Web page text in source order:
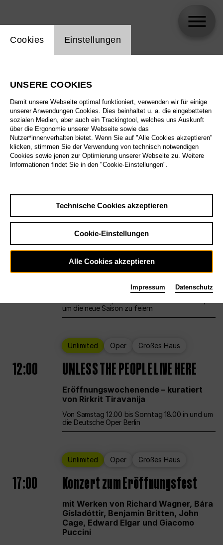
Alle Sparten
Alle Spielstätten
Alle Merkmale
Sa29.8.
Großes Haus
12:00 Eröffnungswochenende
um die neue Saison zu feiern
Unlimited Oper Großes Haus
12:00 UNLESS THE PEOPLE LIVE HERE
Eröffnungswochenende – kuratiert
von Rirkrit Tiravanija
Von Samstag 12.00 bis Sonntag 18.00 in und um
die Deutsche Oper Berlin
Unlimited Oper Großes Haus
17:00 Konzert zum Eröffnungsfest
mit Werken von Richard Wagner, Bára
Gísladóttir, Benjamin Britten, John
Cage, Edward Elgar und Giacomo
Puccini
Einstellung Website Cookie
Cookies Einstellungen
UNSERE COOKIES
Damit unsere Webseite optimal funktioniert, verwenden wir für einige
unserer Anwendungen Cookies. Dies beinhaltet u. a. die eingebetteten
sozialen Medien, aber auch ein Trackingtool, welches uns Auskunft
über die Ergonomie unserer Webseite sowie das
Nutzer*innenverhalten bietet. Wenn Sie auf "Alle Cookies akzeptieren"
klicken, stimmen Sie der Verwendung von technisch notwendigen
Cookies sowie jenen zur Optimierung unserer Webseite zu. Weitere
Informationen findet Sie in den "Cookie-Einstellungen".
Technische Cookies akzeptieren
Cookie-Einstellungen
Alle Cookies akzeptieren
Impressum Datenschutz